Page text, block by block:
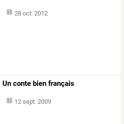
28 oct. 2012
Un conte bien français
12 sept. 2009